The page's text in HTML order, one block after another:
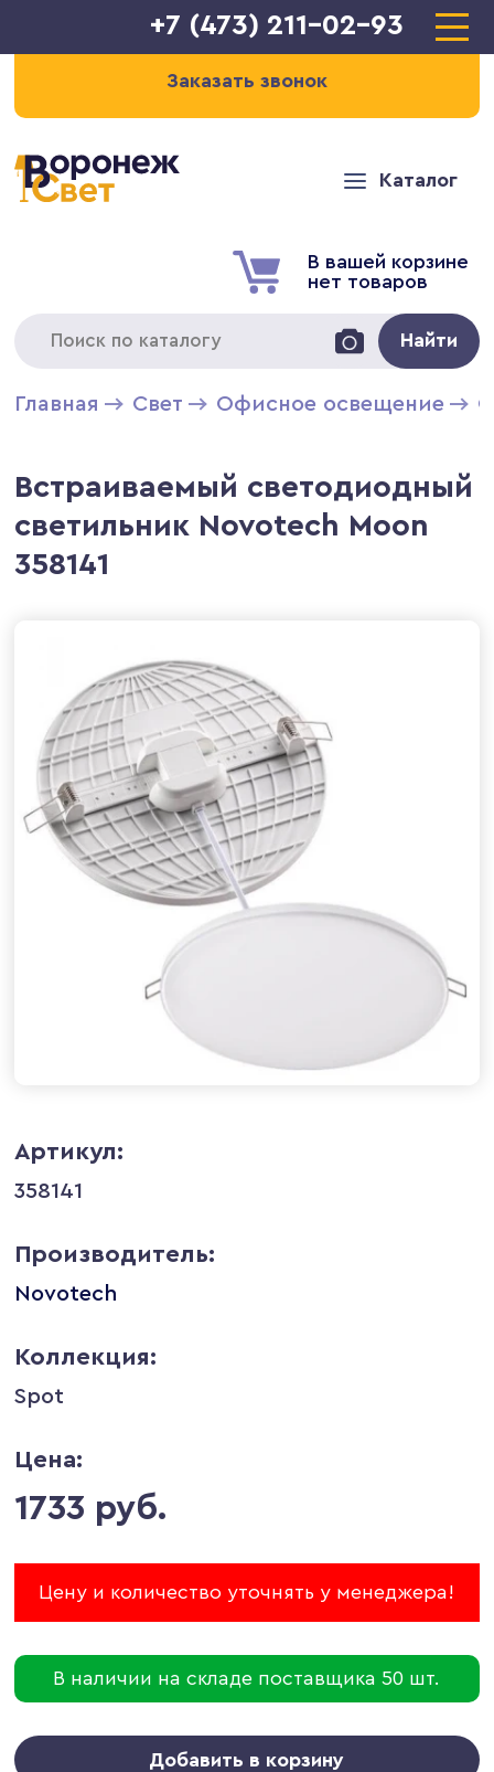
+7 (473) 211-02-93
Заказать звонок
Каталог
В вашей корзине
нет товаров
Найти
Главная Свет Офисное освещение
Встраиваемый светодиодный
светильник Novotech Moon
358141
Артикул:
358141
Производитель:
Novotech
Коллекция:
Spot
Цена:
1733 руб.
Цену и количество уточнять у менеджера!
В наличии на складе поставщика 50 шт.
Добавить в корзину